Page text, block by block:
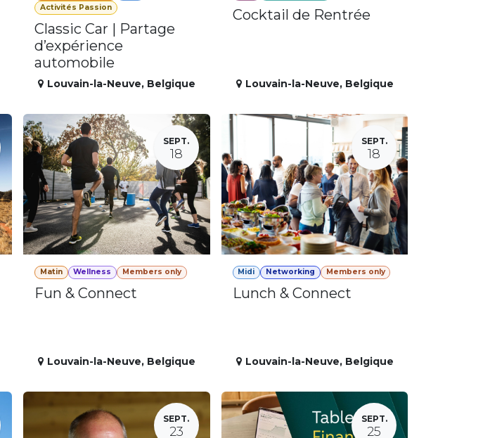
Activités Passion
Classic Car | Partage
d’expérience
automobile
Louvain-la-Neuve, Belgique
Cocktail de Rentrée
Louvain-la-Neuve, Belgique
SEPT.
18
Matin Wellness Members only
Fun & Connect
Louvain-la-Neuve, Belgique
SEPT.
18
Midi Networking Members only
Lunch & Connect
Louvain-la-Neuve, Belgique
SEPT.
23
SEPT.
25